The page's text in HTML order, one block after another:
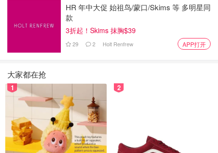
HR 年中大促 始祖鸟/蒙口/Skims 等 多明星同
款
3折起！Skims 抹胸$39
29 2 Holt Renfrew APP打开
大家都在抢
1 2